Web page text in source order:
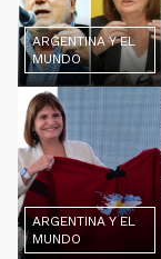
ARGENTINA Y EL
MUNDO
ARGENTINA Y EL
MUNDO